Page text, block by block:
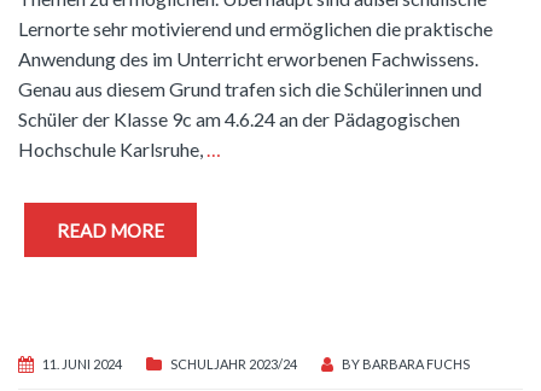
Lernorte sehr motivierend und ermöglichen die praktische
Anwendung des im Unterricht erworbenen Fachwissens.
Genau aus diesem Grund trafen sich die Schülerinnen und
Schüler der Klasse 9c am 4.6.24 an der Pädagogischen
Hochschule Karlsruhe,…
READ MORE
11. JUNI 2024 SCHULJAHR 2023/24 BY BARBARA FUCHS